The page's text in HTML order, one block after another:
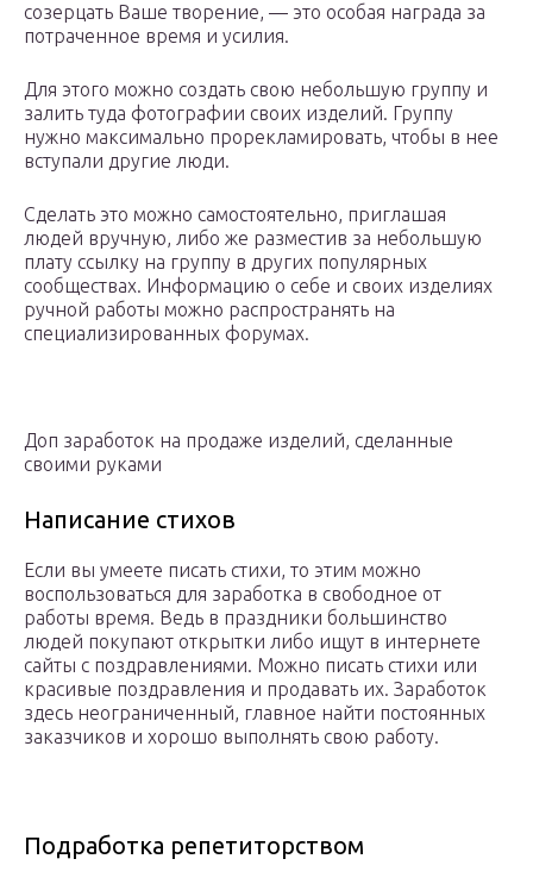
созерцать Ваше творение, — это особая награда за
потраченное время и усилия.
Для этого можно создать свою небольшую группу и
залить туда фотографии своих изделий. Группу
нужно максимально прорекламировать, чтобы в нее
вступали другие люди.
Сделать это можно самостоятельно, приглашая
людей вручную, либо же разместив за небольшую
плату ссылку на группу в других популярных
сообществах. Информацию о себе и своих изделиях
ручной работы можно распространять на
специализированных форумах.
Доп заработок на продаже изделий, сделанные
своими руками
Написание стихов
Если вы умеете писать стихи, то этим можно
воспользоваться для заработка в свободное от
работы время. Ведь в праздники большинство
людей покупают открытки либо ищут в интернете
сайты с поздравлениями. Можно писать стихи или
красивые поздравления и продавать их. Заработок
здесь неограниченный, главное найти постоянных
заказчиков и хорошо выполнять свою работу.
Подработка репетиторством